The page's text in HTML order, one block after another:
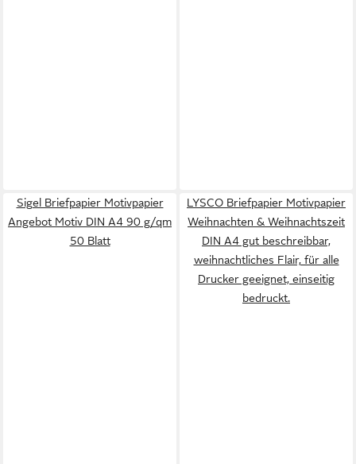
Sigel Briefpapier Motivpapier
Angebot Motiv DIN A4 90 g/qm
50 Blatt
LYSCO Briefpapier Motivpapier
Weihnachten & Weihnachtszeit
DIN A4 gut beschreibbar,
weihnachtliches Flair, für alle
Drucker geeignet, einseitig
bedruckt.